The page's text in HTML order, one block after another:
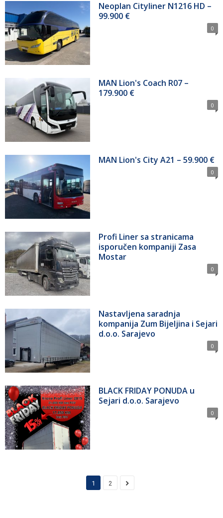
Neoplan Cityliner N1216 HD –
99.900 €
0
MAN Lion's Coach R07 –
179.900 €
0
MAN Lion's City A21 – 59.900 €
0
Profi Liner sa stranicama
isporučen kompaniji Zasa
Mostar
0
Nastavljena saradnja
kompanija Zum Bijeljina i Sejari
d.o.o. Sarajevo
0
BLACK FRIDAY PONUDA u
Sejari d.o.o. Sarajevo
0
1 2